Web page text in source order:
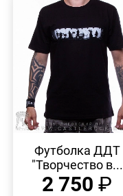
ПРОСМОТР
Футболка ДДТ
"Творчество в...
2 750 ₽